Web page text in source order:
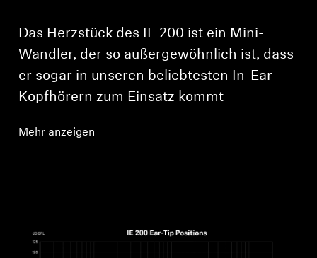
Das Herzstück des IE 200 ist ein Mini-
Wandler, der so außergewöhnlich ist, dass
er sogar in unseren beliebtesten In-Ear-
Kopfhörern zum Einsatz kommt
Mehr anzeigen